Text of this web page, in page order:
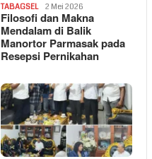
TABAGSEL 2 Mei 2026
Filosofi dan Makna
Mendalam di Balik
Manortor Parmasak pada
Resepsi Pernikahan